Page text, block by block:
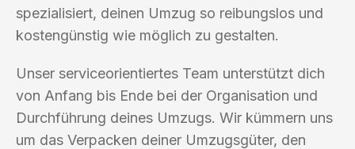
spezialisiert, deinen Umzug so reibungslos und
kostengünstig wie möglich zu gestalten.
Unser serviceorientiertes Team unterstützt dich
von Anfang bis Ende bei der Organisation und
Durchführung deines Umzugs. Wir kümmern uns
um das Verpacken deiner Umzugsgüter, den